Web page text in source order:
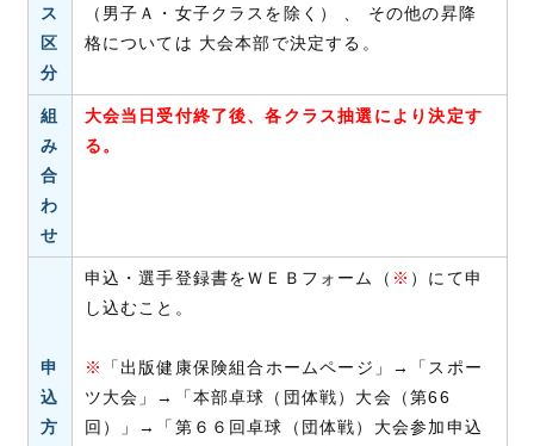
ス
区
分
（男子Ａ・女子クラスを除く） 、 その他の昇降
格については 大会本部で決定する。
組
み
合
わ
せ
大会当日受付終了後、各クラス抽選により決定す
る。
申
込
方
申込・選手登録書をＷＥＢフォーム（ ※ ）にて申
し込むこと。
※
「出版健康保険組合ホームページ」→「スポー
ツ大会」→「本部卓球（団体戦）大会（第66
回）」→「第６６回卓球（団体戦）大会参加申込